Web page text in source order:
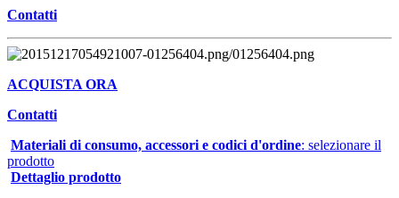
Contatti
ACQUISTA ORA
Contatti
Materiali di consumo, accessori e codici d'ordine: selezionare il
prodotto
Dettaglio prodotto